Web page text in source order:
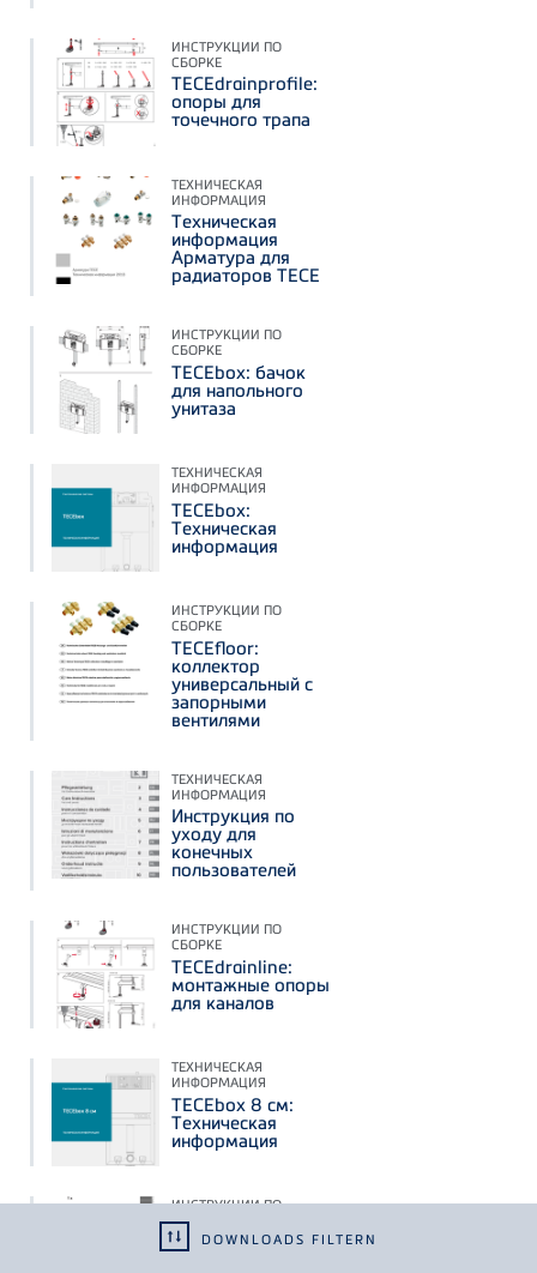
DOWNLOADS FILTERN
ИНСТРУКЦИИ ПО
СБОРКЕ
TECEdrainprofile:
опоры для
точечного трапа
ТЕХНИЧЕСКАЯ
ИНФОРМАЦИЯ
Техническая
информация
Арматура для
радиаторов TECE
ИНСТРУКЦИИ ПО
СБОРКЕ
TECEbox: бачок
для напольного
унитаза
ТЕХНИЧЕСКАЯ
ИНФОРМАЦИЯ
TECEbox:
Техническая
информация
ИНСТРУКЦИИ ПО
СБОРКЕ
TECEfloor:
коллектор
универсальный с
запорными
вентилями
ТЕХНИЧЕСКАЯ
ИНФОРМАЦИЯ
Инструкция по
уходу для
конечных
пользователей
ИНСТРУКЦИИ ПО
СБОРКЕ
TECEdrainline:
монтажные опоры
для каналов
ТЕХНИЧЕСКАЯ
ИНФОРМАЦИЯ
TECEbox 8 см:
Техническая
информация
ИНСТРУКЦИИ ПО
СБОРКЕ
TECEprofil:
прокладка для